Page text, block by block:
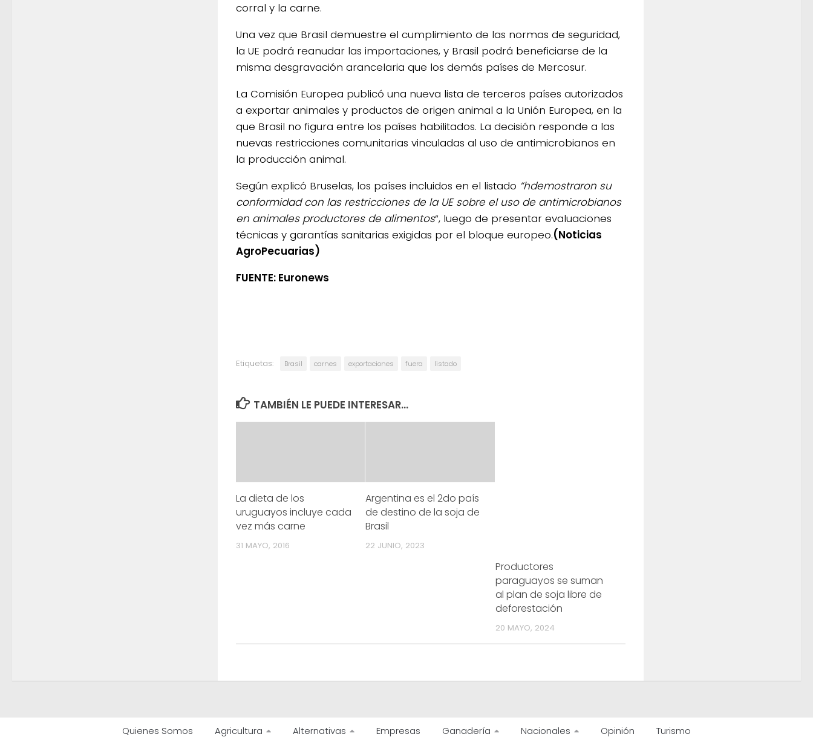
corral y la carne.
Una vez que Brasil demuestre el cumplimiento de las normas de seguridad,
la UE podrá reanudar las importaciones, y Brasil podrá beneficiarse de la
misma desgravación arancelaria que los demás países de Mercosur.
La Comisión Europea publicó una nueva lista de terceros países autorizados
a exportar animales y productos de origen animal a la Unión Europea, en la
que Brasil no figura entre los países habilitados. La decisión responde a las
nuevas restricciones comunitarias vinculadas al uso de antimicrobianos en
la producción animal.
Según explicó Bruselas, los países incluidos en el listado “hdemostraron su
conformidad con las restricciones de la UE sobre el uso de antimicrobianos
en animales productores de alimentos“, luego de presentar evaluaciones
técnicas y garantías sanitarias exigidas por el bloque europeo.(Noticias
AgroPecuarias)
FUENTE: Euronews
Etiquetas: Brasil carnes exportaciones fuera listado
TAMBIÉN LE PUEDE INTERESAR...
La dieta de los
uruguayos incluye cada
vez más carne
31 MAYO, 2016
Argentina es el 2do país
de destino de la soja de
Brasil
22 JUNIO, 2023
Productores
paraguayos se suman
al plan de soja libre de
deforestación
20 MAYO, 2024
Quienes Somos Agricultura Alternativas Empresas Ganadería Nacionales Opinión Turismo